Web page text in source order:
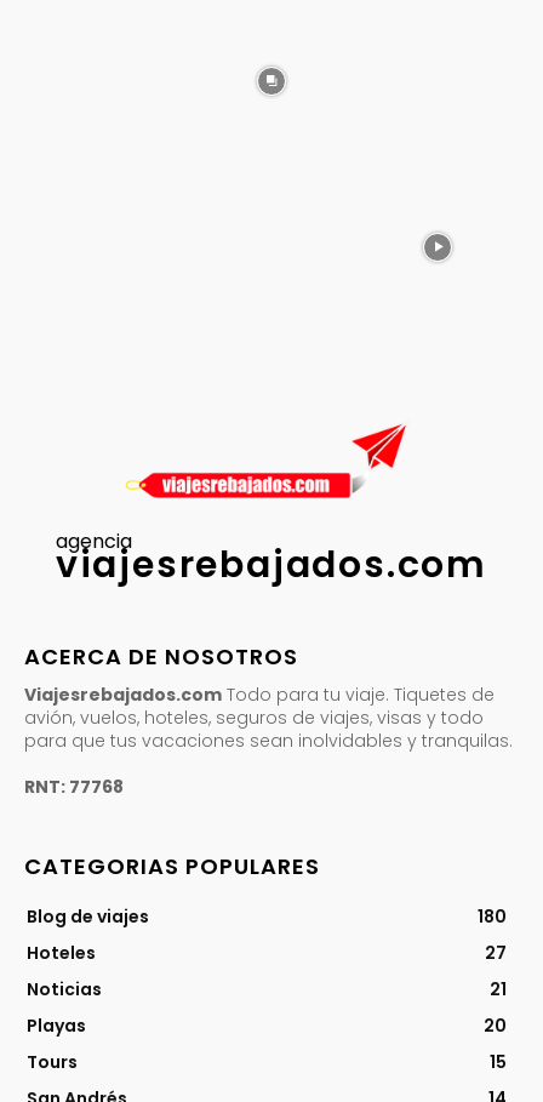
agencia
viajesrebajados.com
ACERCA DE NOSOTROS
Viajesrebajados.com Todo para tu viaje. Tiquetes de
avión, vuelos, hoteles, seguros de viajes, visas y todo
para que tus vacaciones sean inolvidables y tranquilas.
RNT: 77768
CATEGORIAS POPULARES
Blog de viajes
180
Hoteles
27
Noticias
21
Playas
20
Tours
15